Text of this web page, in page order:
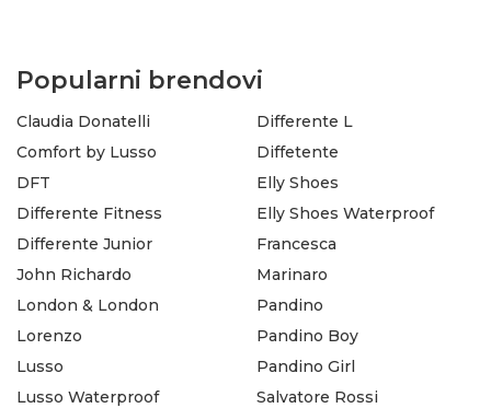
Popularni brendovi
Claudia Donatelli
Comfort by Lusso
DFT
Differente Fitness
Differente Junior
Differente L
Diffetente
Elly Shoes
Elly Shoes Waterproof
Francesca
John Richardo
London & London
Lorenzo
Lusso
Lusso Waterproof
Marinaro
Pandino
Pandino Boy
Pandino Girl
Salvatore Rossi